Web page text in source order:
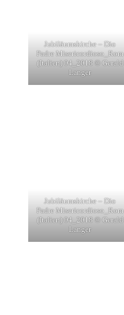
Jubiläumskirche – Dio
Padre Misericordioso_Rom
(Italien) 04_2018 © Gerald
Langer
Jubiläumskirche – Dio
Padre Misericordioso_Rom
(Italien) 04_2018 © Gerald
Langer